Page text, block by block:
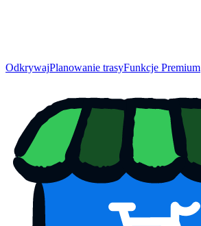
OdkrywajPlanowanie trasyFunkcje Premium